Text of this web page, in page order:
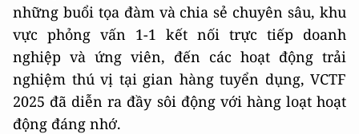
những buổi tọa đàm và chia sẻ chuyên sâu, khu
vực phỏng vấn 1-1 kết nối trực tiếp doanh
nghiệp và ứng viên, đến các hoạt động trải
nghiệm thú vị tại gian hàng tuyển dụng, VCTF
2025 đã diễn ra đầy sôi động với hàng loạt hoạt
động đáng nhớ.